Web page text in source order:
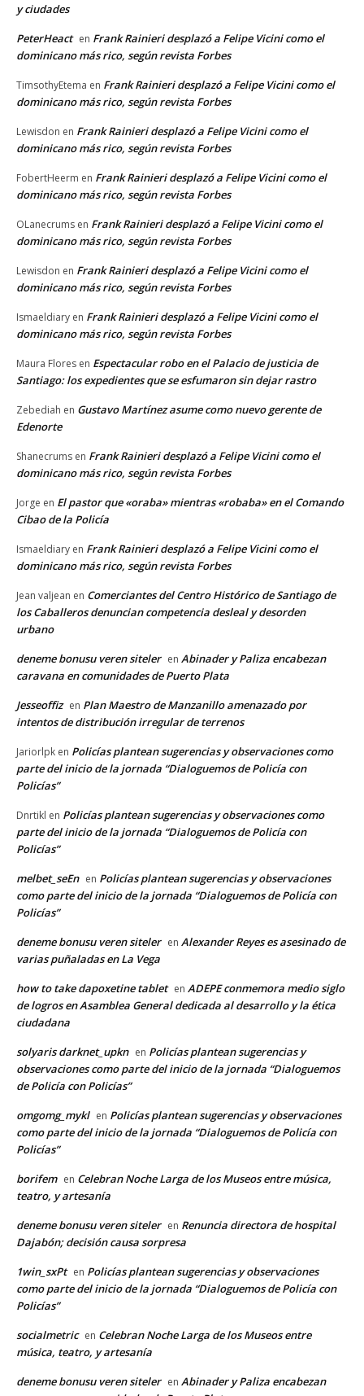
y ciudades
PeterHeact en Frank Rainieri desplazó a Felipe Vicini como el
dominicano más rico, según revista Forbes
TimsothyEtema en Frank Rainieri desplazó a Felipe Vicini como el
dominicano más rico, según revista Forbes
Lewisdon en Frank Rainieri desplazó a Felipe Vicini como el
dominicano más rico, según revista Forbes
FobertHeerm en Frank Rainieri desplazó a Felipe Vicini como el
dominicano más rico, según revista Forbes
OLanecrums en Frank Rainieri desplazó a Felipe Vicini como el
dominicano más rico, según revista Forbes
Lewisdon en Frank Rainieri desplazó a Felipe Vicini como el
dominicano más rico, según revista Forbes
Ismaeldiary en Frank Rainieri desplazó a Felipe Vicini como el
dominicano más rico, según revista Forbes
Maura Flores en Espectacular robo en el Palacio de justicia de
Santiago: los expedientes que se esfumaron sin dejar rastro
Zebediah en Gustavo Martínez asume como nuevo gerente de
Edenorte
Shanecrums en Frank Rainieri desplazó a Felipe Vicini como el
dominicano más rico, según revista Forbes
Jorge en El pastor que «oraba» mientras «robaba» en el Comando
Cibao de la Policía
Ismaeldiary en Frank Rainieri desplazó a Felipe Vicini como el
dominicano más rico, según revista Forbes
Jean valjean en Comerciantes del Centro Histórico de Santiago de
los Caballeros denuncian competencia desleal y desorden
urbano
deneme bonusu veren siteler en Abinader y Paliza encabezan
caravana en comunidades de Puerto Plata
Jesseoffiz en Plan Maestro de Manzanillo amenazado por
intentos de distribución irregular de terrenos
Jariorlpk en Policías plantean sugerencias y observaciones como
parte del inicio de la jornada “Dialoguemos de Policía con
Policías”
Dnrtikl en Policías plantean sugerencias y observaciones como
parte del inicio de la jornada “Dialoguemos de Policía con
Policías”
melbet_seEn en Policías plantean sugerencias y observaciones
como parte del inicio de la jornada “Dialoguemos de Policía con
Policías”
deneme bonusu veren siteler en Alexander Reyes es asesinado de
varias puñaladas en La Vega
how to take dapoxetine tablet en ADEPE conmemora medio siglo
de logros en Asamblea General dedicada al desarrollo y la ética
ciudadana
solyaris darknet_upkn en Policías plantean sugerencias y
observaciones como parte del inicio de la jornada “Dialoguemos
de Policía con Policías”
omgomg_mykl en Policías plantean sugerencias y observaciones
como parte del inicio de la jornada “Dialoguemos de Policía con
Policías”
borifem en Celebran Noche Larga de los Museos entre música,
teatro, y artesanía
deneme bonusu veren siteler en Renuncia directora de hospital
Dajabón; decisión causa sorpresa
1win_sxPt en Policías plantean sugerencias y observaciones
como parte del inicio de la jornada “Dialoguemos de Policía con
Policías”
socialmetric en Celebran Noche Larga de los Museos entre
música, teatro, y artesanía
deneme bonusu veren siteler en Abinader y Paliza encabezan